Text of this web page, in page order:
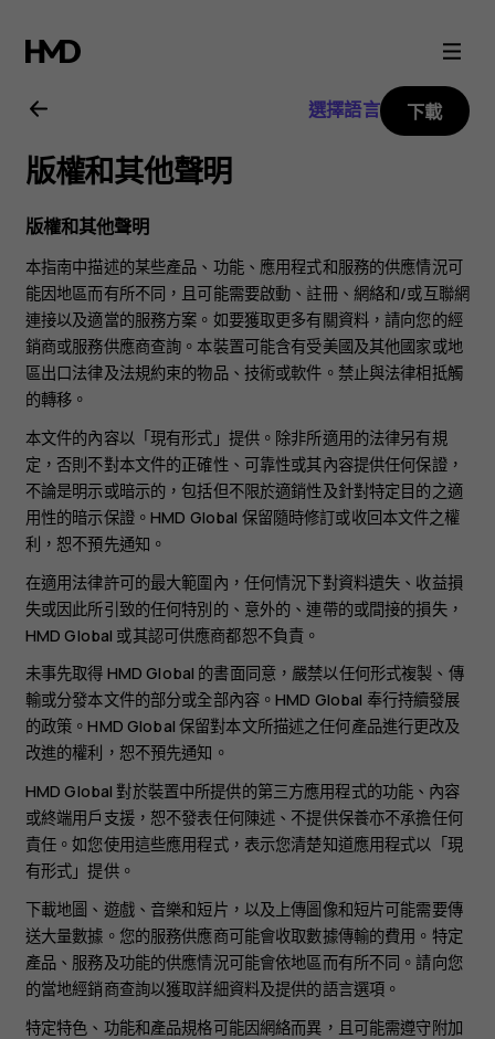
Nokia
1.4
用
戶
指
南
選擇語言 下載
版權和其他聲明
版權和其他聲明
本指南中描述的某些產品、功能、應用程式和服務的供應情況可
能因地區而有所不同，且可能需要啟動、註冊、網絡和/或互聯網
連接以及適當的服務方案。如要獲取更多有關資料，請向您的經
銷商或服務供應商查詢。本裝置可能含有受美國及其他國家或地
區出口法律及法規約束的物品、技術或軟件。禁止與法律相抵觸
的轉移。
本文件的內容以「現有形式」提供。除非所適用的法律另有規
定，否則不對本文件的正確性、可靠性或其內容提供任何保證，
不論是明示或暗示的，包括但不限於適銷性及針對特定目的之適
用性的暗示保證。HMD Global 保留隨時修訂或收回本文件之權
利，恕不預先通知。
在適用法律許可的最大範圍內，任何情況下對資料遺失、收益損
失或因此所引致的任何特別的、意外的、連帶的或間接的損失，
HMD Global 或其認可供應商都恕不負責。
未事先取得 HMD Global 的書面同意，嚴禁以任何形式複製、傳
輸或分發本文件的部分或全部內容。HMD Global 奉行持續發展
的政策。HMD Global 保留對本文所描述之任何產品進行更改及
改進的權利，恕不預先通知。
HMD Global 對於裝置中所提供的第三方應用程式的功能、內容
或終端用戶支援，恕不發表任何陳述、不提供保養亦不承擔任何
責任。如您使用這些應用程式，表示您清楚知道應用程式以「現
有形式」提供。
下載地圖、遊戲、音樂和短片，以及上傳圖像和短片可能需要傳
送大量數據。您的服務供應商可能會收取數據傳輸的費用。特定
產品、服務及功能的供應情況可能會依地區而有所不同。請向您
的當地經銷商查詢以獲取詳細資料及提供的語言選項。
特定特色、功能和產品規格可能因網絡而異，且可能需遵守附加